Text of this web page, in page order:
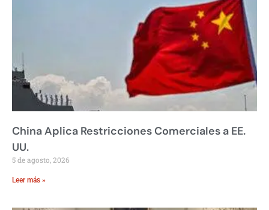
China Aplica Restricciones Comerciales a EE.
UU.
5 de agosto, 2026
Leer más »